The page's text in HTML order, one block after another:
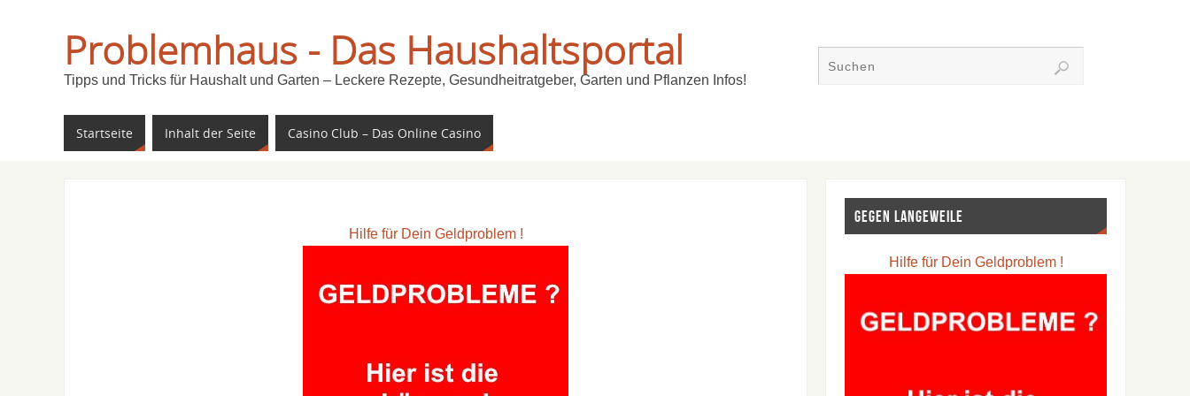
Problemhaus - Das Haushaltsportal
Tipps und Tricks für Haushalt und Garten – Leckere Rezepte, Gesundheitratgeber, Garten und Pflanzen Infos!
Startseite Inhalt der Seite Casino Club – Das Online Casino
Hilfe für Dein Geldproblem !
Gegen Langeweile
Hilfe für Dein Geldproblem !